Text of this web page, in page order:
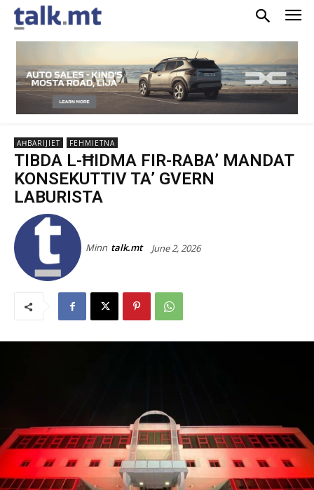
AĦBARIJIET FEHMIETNA
TIBDA L-ĦIDMA FIR-RABA’ MANDAT
KONSEKUTTIV TA’ GVERN
LABURISTA
Minn talk.mt June 2, 2026